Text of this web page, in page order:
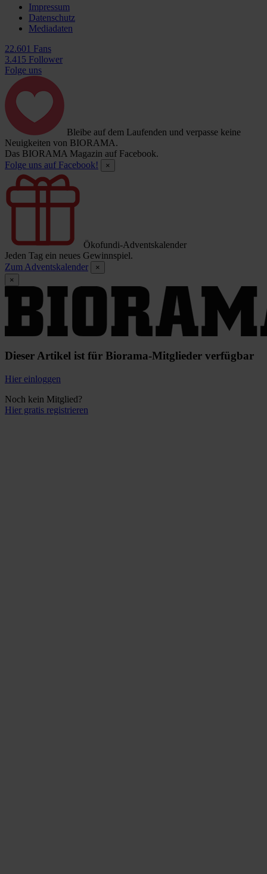
Impressum
Datenschutz
Mediadaten
22.601 Fans
3.415 Follower
Folge uns
Bleibe auf dem Laufenden und verpasse keine
Neuigkeiten von BIORAMA.
Das BIORAMA Magazin auf Facebook.
Folge uns auf Facebook!
×
Ökofundi-Adventskalender
Jeden Tag ein neues Gewinnspiel.
Zum Adventskalender
×
×
Dieser Artikel ist für Biorama-Mitglieder verfügbar
Hier einloggen
Noch kein Mitglied?
Hier gratis registrieren